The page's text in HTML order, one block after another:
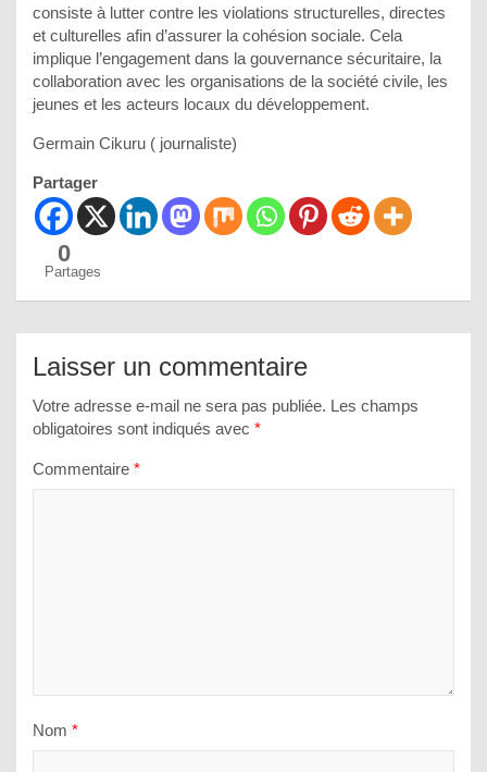
consiste à lutter contre les violations structurelles, directes
et culturelles afin d’assurer la cohésion sociale. Cela
implique l’engagement dans la gouvernance sécuritaire, la
collaboration avec les organisations de la société civile, les
jeunes et les acteurs locaux du développement.
Germain Cikuru ( journaliste)
Partager
0
Partages
Laisser un commentaire
Votre adresse e-mail ne sera pas publiée. Les champs
obligatoires sont indiqués avec *
Commentaire *
Nom *